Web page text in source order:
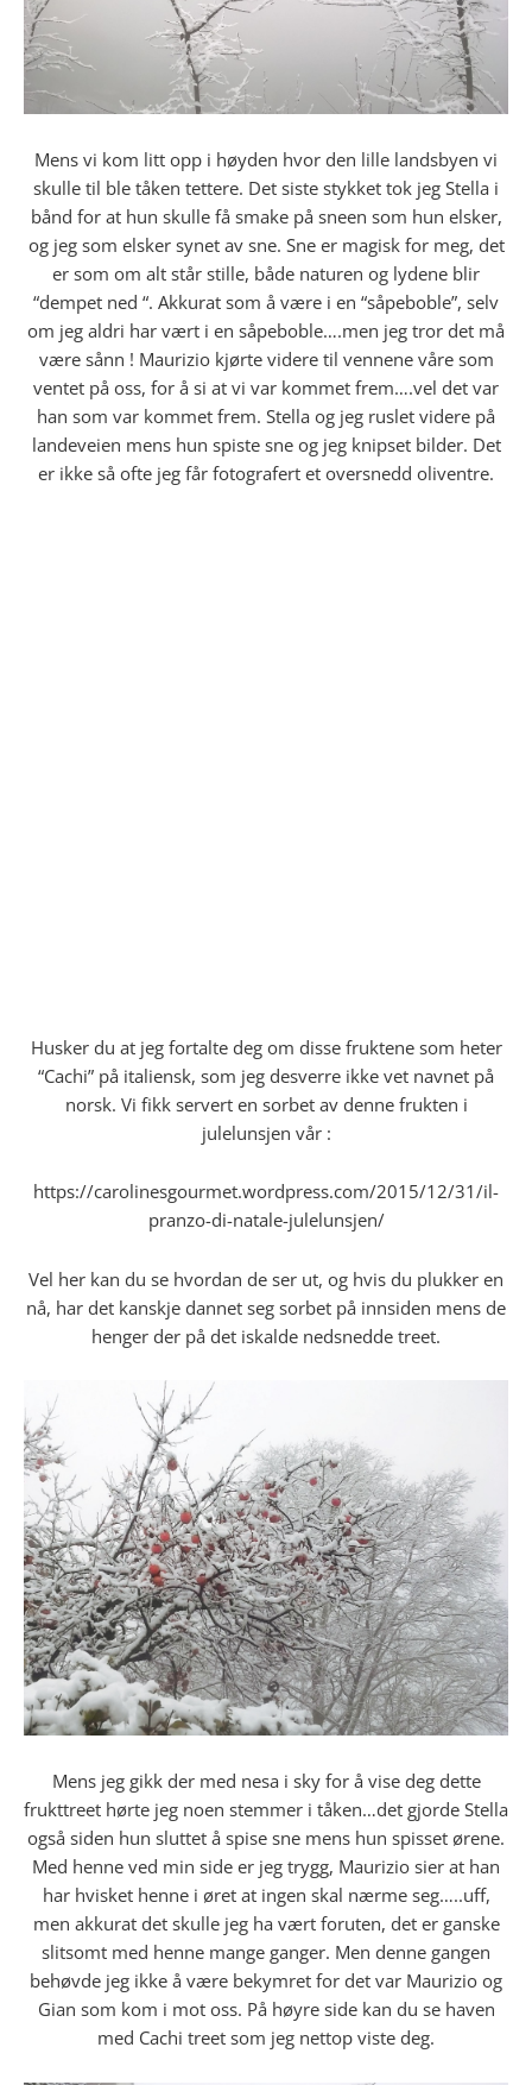
Mens vi kom litt opp i høyden hvor den lille landsbyen vi
skulle til ble tåken tettere. Det siste stykket tok jeg Stella i
bånd for at hun skulle få smake på sneen som hun elsker,
og jeg som elsker synet av sne. Sne er magisk for meg, det
er som om alt står stille, både naturen og lydene blir
“dempet ned “. Akkurat som å være i en “såpeboble”, selv
om jeg aldri har vært i en såpeboble….men jeg tror det må
være sånn ! Maurizio kjørte videre til vennene våre som
ventet på oss, for å si at vi var kommet frem….vel det var
han som var kommet frem. Stella og jeg ruslet videre på
landeveien mens hun spiste sne og jeg knipset bilder. Det
er ikke så ofte jeg får fotografert et oversnedd oliventre.
Husker du at jeg fortalte deg om disse fruktene som heter
“Cachi” på italiensk, som jeg desverre ikke vet navnet på
norsk. Vi fikk servert en sorbet av denne frukten i
julelunsjen vår :
https://carolinesgourmet.wordpress.com/2015/12/31/il-
pranzo-di-natale-julelunsjen/
Vel her kan du se hvordan de ser ut, og hvis du plukker en
nå, har det kanskje dannet seg sorbet på innsiden mens de
henger der på det iskalde nedsnedde treet.
Mens jeg gikk der med nesa i sky for å vise deg dette
frukttreet hørte jeg noen stemmer i tåken…det gjorde Stella
også siden hun sluttet å spise sne mens hun spisset ørene.
Med henne ved min side er jeg trygg, Maurizio sier at han
har hvisket henne i øret at ingen skal nærme seg…..uff,
men akkurat det skulle jeg ha vært foruten, det er ganske
slitsomt med henne mange ganger. Men denne gangen
behøvde jeg ikke å være bekymret for det var Maurizio og
Gian som kom i mot oss. På høyre side kan du se haven
med Cachi treet som jeg nettop viste deg.